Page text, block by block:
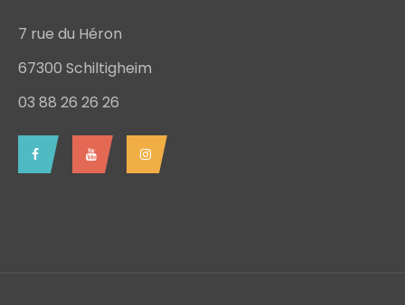
7 rue du Héron
67300 Schiltigheim
03 88 26 26 26